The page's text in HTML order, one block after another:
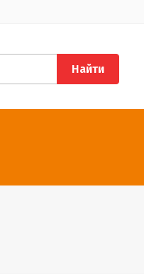
Найти